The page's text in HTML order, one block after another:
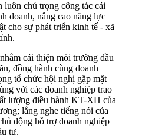
chú trọng công tác cải
doanh, nâng cao năng lực
cho sự phát triển kinh tế - xã
cải thiện môi trường đầu
đồng hành cùng doanh
tổ chức hội nghị gặp mặt
với các doanh nghiệp trao
lượng điều hành KT-XH của
lắng nghe tiếng nói của
động hỗ trợ doanh nghiệp
tư.